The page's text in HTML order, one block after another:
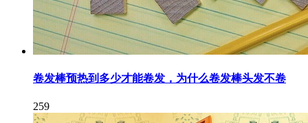
卷发棒预热到多少才能卷发，为什么卷发棒头发不卷
259